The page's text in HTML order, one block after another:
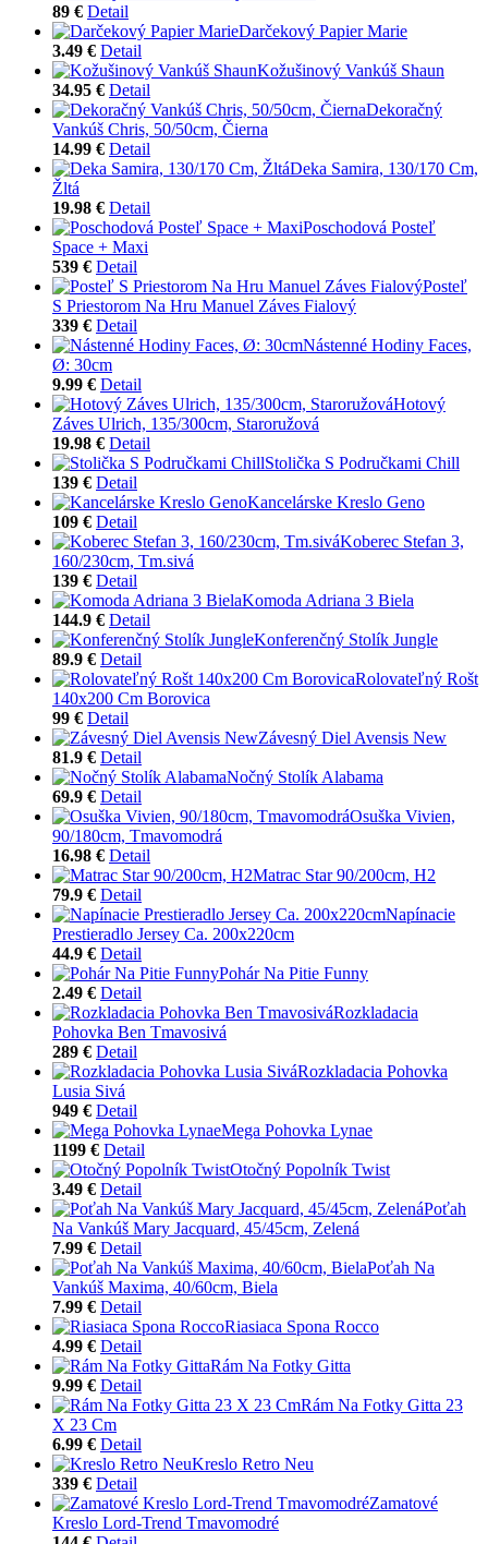
89 € Detail
Darčekový Papier Marie
3.49 € Detail
Kožušinový Vankúš Shaun
34.95 € Detail
Dekoračný
Vankúš Chris, 50/50cm, Čierna
14.99 € Detail
Deka Samira, 130/170 Cm,
Žltá
19.98 € Detail
Poschodová Posteľ
Space + Maxi
539 € Detail
Posteľ
S Priestorom Na Hru Manuel Záves Fialový
339 € Detail
Nástenné Hodiny Faces,
Ø: 30cm
9.99 € Detail
Hotový
Záves Ulrich, 135/300cm, Staroružová
19.98 € Detail
Stolička S Područkami Chill
139 € Detail
Kancelárske Kreslo Geno
109 € Detail
Koberec Stefan 3,
160/230cm, Tm.sivá
139 € Detail
Komoda Adriana 3 Biela
144.9 € Detail
Konferenčný Stolík Jungle
89.9 € Detail
Rolovateľný Rošt
140x200 Cm Borovica
99 € Detail
Závesný Diel Avensis New
81.9 € Detail
Nočný Stolík Alabama
69.9 € Detail
Osuška Vivien,
90/180cm, Tmavomodrá
16.98 € Detail
Matrac Star 90/200cm, H2
79.9 € Detail
Napínacie
Prestieradlo Jersey Ca. 200x220cm
44.9 € Detail
Pohár Na Pitie Funny
2.49 € Detail
Rozkladacia
Pohovka Ben Tmavosivá
289 € Detail
Rozkladacia Pohovka
Lusia Sivá
949 € Detail
Mega Pohovka Lynae
1199 € Detail
Otočný Popolník Twist
3.49 € Detail
Poťah
Na Vankúš Mary Jacquard, 45/45cm, Zelená
7.99 € Detail
Poťah Na
Vankúš Maxima, 40/60cm, Biela
7.99 € Detail
Riasiaca Spona Rocco
4.99 € Detail
Rám Na Fotky Gitta
9.99 € Detail
Rám Na Fotky Gitta 23
X 23 Cm
6.99 € Detail
Kreslo Retro Neu
339 € Detail
Zamatové
Kreslo Lord-Trend Tmavomodré